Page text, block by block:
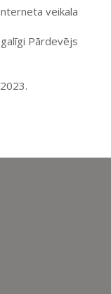
veikala
Pārdevējs